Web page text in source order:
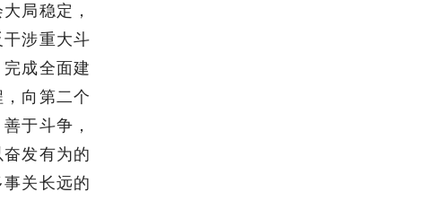
局稳定，
涉重大斗
成全面建
向第二个
于斗争，
发有为的
关长远的